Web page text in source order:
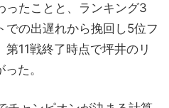
ったことと、ランキング3
での出遅れから挽回し5位フ
11戦終了時点で坪井のリ
た。